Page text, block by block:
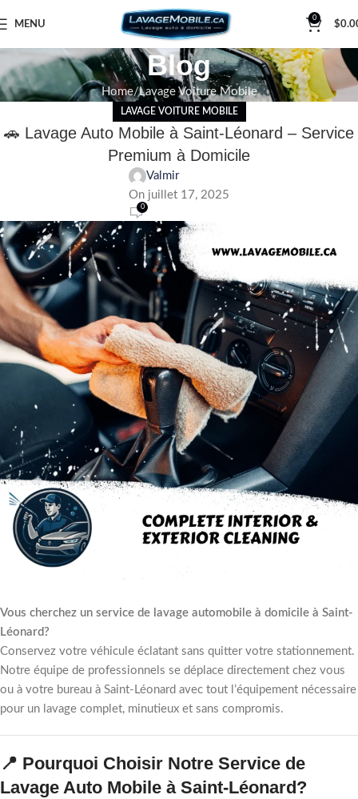
MENU
0
$
Blog
Home Lavage Voiture Mobile
LAVAGE VOITURE MOBILE
🚗 Lavage Auto Mobile à Saint-Léonard – Service
Premium à Domicile
Valmir
On juillet 17, 2025
0
Vous cherchez un service de lavage automobile à domicile à Saint-
Léonard?
Conservez votre véhicule éclatant sans quitter votre stationnement.
Notre équipe de professionnels se déplace directement chez vous
ou à votre bureau à Saint-Léonard avec tout l’équipement nécessaire
pour un lavage complet, minutieux et sans compromis.
📍 Pourquoi Choisir Notre Service de
Lavage Auto Mobile à Saint-Léonard?